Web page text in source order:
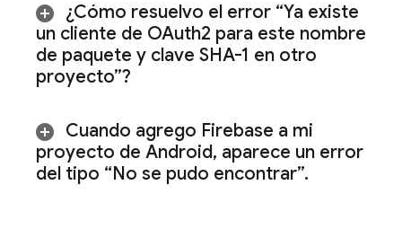
¿Cómo resuelvo el error “Ya existe
un cliente de OAuth2 para este nombre
de paquete y clave SHA-1 en otro
proyecto”?
Cuando agrego Firebase a mi
proyecto de Android, aparece un error
del tipo “No se pudo encontrar”.